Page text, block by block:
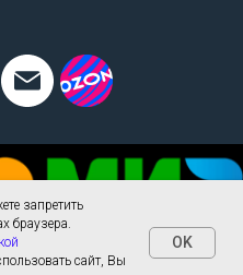
запретить
браузера.
сайт, Вы
OK
Tilda